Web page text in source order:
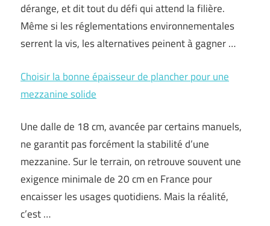
dérange, et dit tout du défi qui attend la filière.
Même si les réglementations environnementales
serrent la vis, les alternatives peinent à gagner …
Choisir la bonne épaisseur de plancher pour une
mezzanine solide
Une dalle de 18 cm, avancée par certains manuels,
ne garantit pas forcément la stabilité d’une
mezzanine. Sur le terrain, on retrouve souvent une
exigence minimale de 20 cm en France pour
encaisser les usages quotidiens. Mais la réalité,
c’est …